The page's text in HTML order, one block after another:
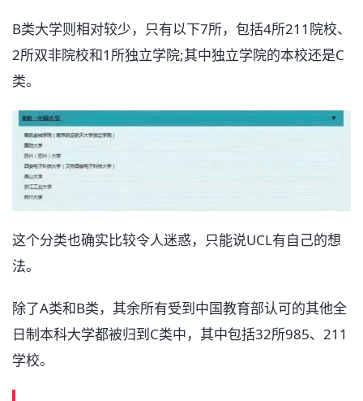
B类大学则相对较少，只有以下7所，包括4所211院校、
2所双非院校和1所独立学院;其中独立学院的本校还是C
类。
这个分类也确实比较令人迷惑，只能说UCL有自己的想
法。
除了A类和B类，其余所有受到中国教育部认可的其他全
日制本科大学都被归到C类中，其中包括32所985、211
学校。